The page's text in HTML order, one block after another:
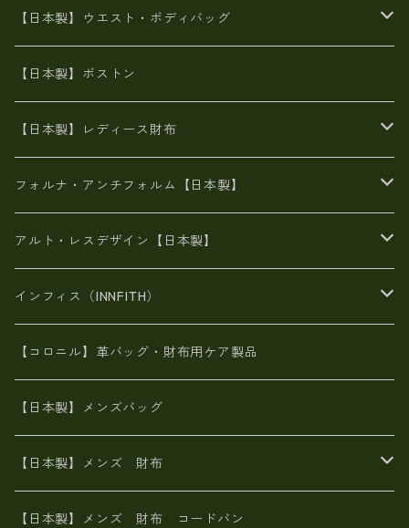
豊岡製
Ａ3サイズ
オイルレザー
エナメル
がま口
リネン
メタリック
スエード
6号蝋引き帆布
火山灰染めバッグ
8号帆布
財布ポシェット
牛革
メタリック
オイルレザー
６号蝋引き帆布
豊岡製品
エナメルクロコ
がま口
斜め掛け
帆布
豊岡
豊岡製
牛革
日本製
【日本製】ウエスト・ボディバッグ
帆布
【日本製】ボストン
【日本製】レディース財布
二つ折り財布
がま口財布
スペインレザー
長財布
スペインレザー
佐賀牛革
L字ファスナー財布
スペインレザー
革友禅染め
ポーチ
ヌメ革
革友禅染め
財布ショルダー
ヌメ革
がま口財布
革友禅染め
火山灰染め
フォルナ・アンチフォルム【日本製】
BAG
財布・小物
アルト・レスデザイン【日本製】
BAG
財布・小物
インフィス（INNFITH）
BAG
財布・小物
【コロニル】革バッグ・財布用ケア製品
【日本製】メンズバッグ
【日本製】メンズ 財布
象革エレファント【日本製】メンズ 財布
【日本製】メンズ 財布 コードバン